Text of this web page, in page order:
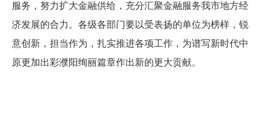
服务，努力扩大金融供给，充分汇聚金融服务我市地方经
济发展的合力。各级各部门要以受表扬的单位为榜样，锐
意创新，担当作为，扎实推进各项工作，为谱写新时代中
原更加出彩濮阳绚丽篇章作出新的更大贡献。